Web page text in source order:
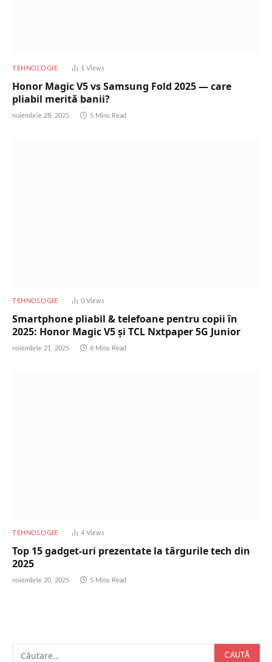
TEHNOLOGIE 1 Views
Honor Magic V5 vs Samsung Fold 2025 — care
pliabil merită banii?
noiembrie 28, 2025 5 Mins Read
TEHNOLOGIE 0 Views
Smartphone pliabil & telefoane pentru copii în
2025: Honor Magic V5 și TCL Nxtpaper 5G Junior
noiembrie 21, 2025 6 Mins Read
TEHNOLOGIE 4 Views
Top 15 gadget-uri prezentate la târgurile tech din
2025
noiembrie 20, 2025 5 Mins Read